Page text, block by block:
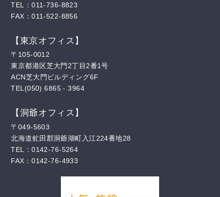
TEL：011-736-8823
FAX：011-522-8856
【東京オフィス】
〒105-0012
東京都港区芝大門2丁目2番1号
ACN芝大門ビルディング6F
TEL(050) 6865 - 3964
【洞爺オフィス】
〒049-5603
北海道虻田郡洞爺湖町入江224番地28
TEL：0142-76-5264
FAX：0142-76-4933